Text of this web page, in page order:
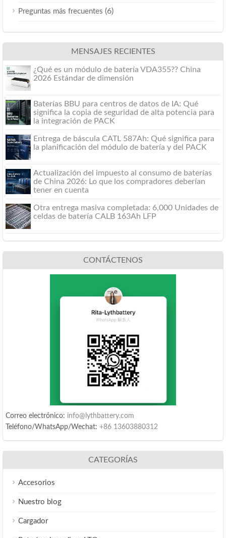
Preguntas más frecuentes (6)
MENSAJES RECIENTES
¿Qué es un módulo de batería VDA355?? China
2026 Estándar de dimensión
Baterías BBU para centros de datos de IA: Qué
significa la copia de seguridad de alta potencia para
la integración de PACK
Entrega de báscula CATL 587Ah: Qué significa para
la planificación del módulo de batería y del PACK
Actualización del impuesto al consumo de baterías
de China 2026: Lo que los compradores deberían
tener en cuenta
Otra entrega masiva completada: 6,000 Unidades de
celdas de batería CALB 163Ah LFP
CONTÁCTENOS
Correo electrónico: info@lythbattery.com
Teléfono/WhatsApp/Wechat: +86 13603880312
CATEGORÍAS
Accesorios
Nuestro blog
Cargador